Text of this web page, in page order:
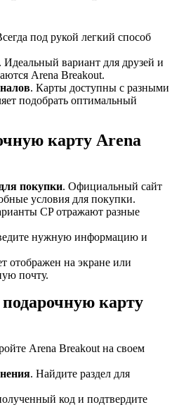
под рукой легкий способ
. Идеальный вариант для друзей и
Arena Breakout.
. Карты доступны с разными
подобрать оптимальный
карту Arena
покупки. Официальный сайт
условия для покупки.
CP отражают разные
нужную информацию и
отображен на экране или
почту.
карту
Arena Breakout на своем
. Найдите раздел для
код и подтвердите